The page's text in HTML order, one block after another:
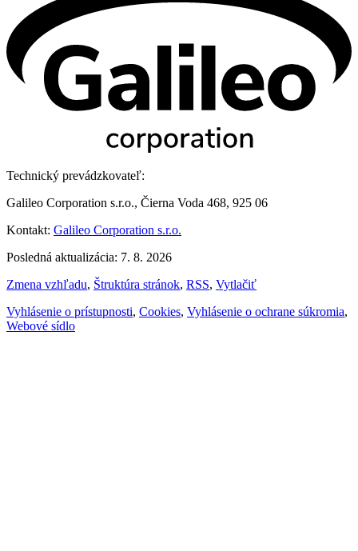
Technický prevádzkovateľ:
Galileo Corporation s.r.o., Čierna Voda 468, 925 06
Kontakt: Galileo Corporation s.r.o.
Posledná aktualizácia: 7. 8. 2026
Zmena vzhľadu, Štruktúra stránok, RSS, Vytlačiť
Vyhlásenie o prístupnosti, Cookies, Vyhlásenie o ochrane súkromia,
Webové sídlo